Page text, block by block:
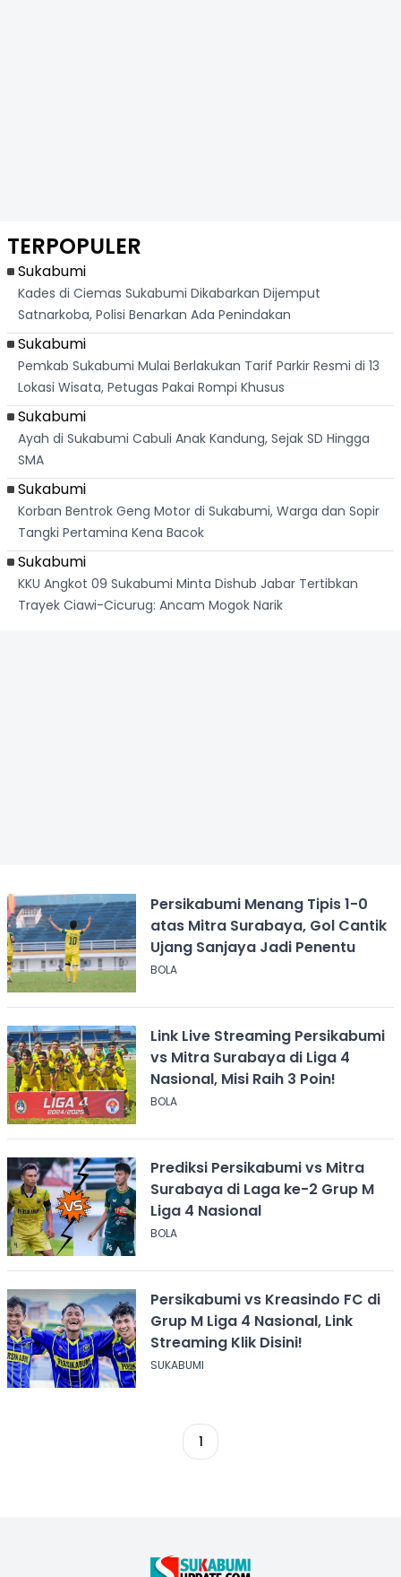
TERPOPULER
Sukabumi
Kades di Ciemas Sukabumi Dikabarkan Dijemput
Satnarkoba, Polisi Benarkan Ada Penindakan
Sukabumi
Pemkab Sukabumi Mulai Berlakukan Tarif Parkir Resmi di 13
Lokasi Wisata, Petugas Pakai Rompi Khusus
Sukabumi
Ayah di Sukabumi Cabuli Anak Kandung, Sejak SD Hingga
SMA
Sukabumi
Korban Bentrok Geng Motor di Sukabumi, Warga dan Sopir
Tangki Pertamina Kena Bacok
Sukabumi
KKU Angkot 09 Sukabumi Minta Dishub Jabar Tertibkan
Trayek Ciawi-Cicurug: Ancam Mogok Narik
Persikabumi Menang Tipis 1-0
atas Mitra Surabaya, Gol Cantik
Ujang Sanjaya Jadi Penentu
BOLA
Link Live Streaming Persikabumi
vs Mitra Surabaya di Liga 4
Nasional, Misi Raih 3 Poin!
BOLA
Prediksi Persikabumi vs Mitra
Surabaya di Laga ke-2 Grup M
Liga 4 Nasional
BOLA
Persikabumi vs Kreasindo FC di
Grup M Liga 4 Nasional, Link
Streaming Klik Disini!
SUKABUMI
1